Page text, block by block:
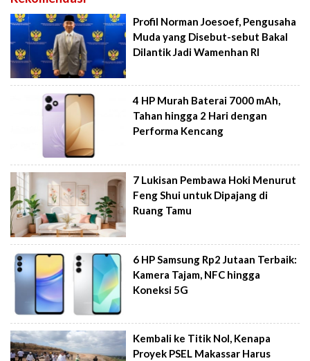
Profil Norman Joesoef, Pengusaha
Muda yang Disebut-sebut Bakal
Dilantik Jadi Wamenhan RI
4 HP Murah Baterai 7000 mAh,
Tahan hingga 2 Hari dengan
Performa Kencang
7 Lukisan Pembawa Hoki Menurut
Feng Shui untuk Dipajang di
Ruang Tamu
6 HP Samsung Rp2 Jutaan Terbaik:
Kamera Tajam, NFC hingga
Koneksi 5G
Kembali ke Titik Nol, Kenapa
Proyek PSEL Makassar Harus